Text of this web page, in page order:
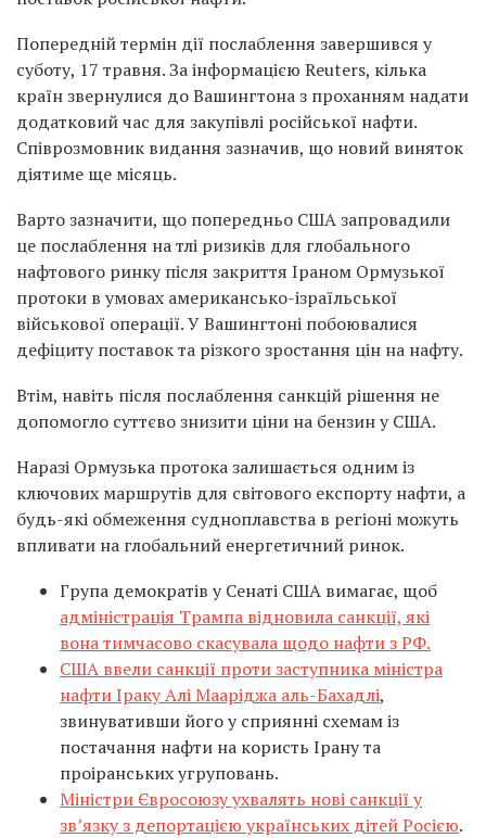
Попередній термін дії послаблення завершився у
суботу, 17 травня. За інформацією Reuters, кілька
країн звернулися до Вашингтона з проханням надати
додатковий час для закупівлі російської нафти.
Співрозмовник видання зазначив, що новий виняток
діятиме ще місяць.
Варто зазначити, що попередньо США запровадили
це послаблення на тлі ризиків для глобального
нафтового ринку після закриття Іраном Ормузької
протоки в умовах американсько-ізраїльської
військової операції. У Вашингтоні побоювалися
дефіциту поставок та різкого зростання цін на нафту.
Втім, навіть після послаблення санкцій рішення не
допомогло суттєво знизити ціни на бензин у США.
Наразі Ормузька протока залишається одним із
ключових маршрутів для світового експорту нафти, а
будь-які обмеження судноплавства в регіоні можуть
впливати на глобальний енергетичний ринок.
Група демократів у Сенаті США вимагає, щоб
адміністрація Трампа відновила санкції, які
вона тимчасово скасувала щодо нафти з РФ.
США ввели санкції проти заступника міністра
нафти Іраку Алі Мааріджа аль-Бахадлі,
звинувативши його у сприянні схемам із
постачання нафти на користь Ірану та
проіранських угруповань.
Міністри Євросоюзу ухвалять нові санкції у
зв’язку з депортацією українських дітей Росією.